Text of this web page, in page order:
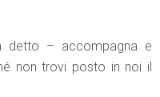
detto – accompagna e
non trovi posto in noi il